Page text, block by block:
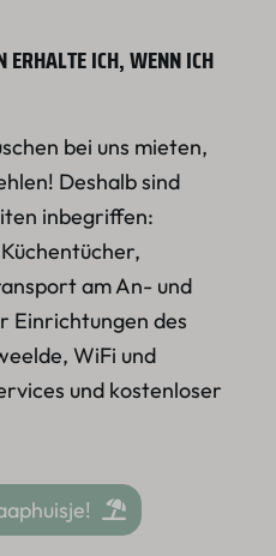
ICH, WENN ICH
bei uns mieten,
Deshalb sind
inbegriffen:
am An- und
Einrichtungen des
WiFi und
und kostenloser